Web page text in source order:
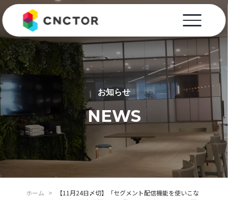
お知らせ
NEWS
ホーム >
【11月24日〆切】「セグメント配信機能を使いこな